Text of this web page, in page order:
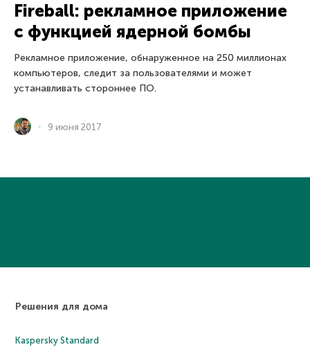
Fireball: рекламное приложение
с функцией ядерной бомбы
Рекламное приложение, обнаруженное на 250 миллионах
компьютеров, следит за пользователями и может
устанавливать стороннее ПО.
9 июня 2017
Решения для дома
Kaspersky Standard